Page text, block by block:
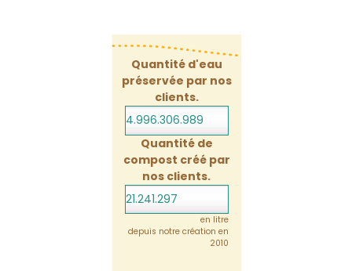
Quantité d'eau
préservée par nos
clients.
4.996.307.011
Quantité de
compost créé par
nos clients.
21.241.297
en litre
depuis notre création en
2010